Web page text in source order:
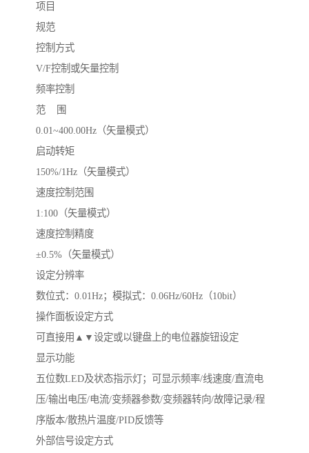
项目
规范
控制方式
V/F控制或矢量控制
频率控制
范 围
0.01~400.00Hz（矢量模式）
启动转矩
150%/1Hz（矢量模式）
速度控制范围
1:100（矢量模式）
速度控制精度
±0.5%（矢量模式）
设定分辨率
数位式：0.01Hz；模拟式：0.06Hz/60Hz（10bit）
操作面板设定方式
可直接用▲▼设定或以键盘上的电位器旋钮设定
显示功能
五位数LED及状态指示灯；可显示频率/线速度/直流电
压/输出电压/电流/变频器参数/变频器转向/故障记录/程
序版本/散热片温度/PID反馈等
外部信号设定方式